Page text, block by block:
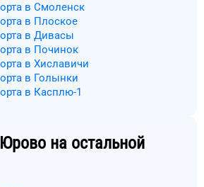
в Смоленск
в Плоское
в Дивасы
в Починок
в Хиславичи
в Голынки
в Касплю-1
Юрово на остальной